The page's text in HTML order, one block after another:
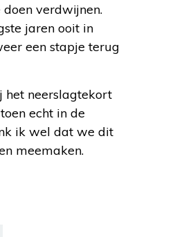
verdwijnen.
jaren ooit in
een stapje terug
het neerslagtekort
echt in de
ik wel dat we dit
meemaken.